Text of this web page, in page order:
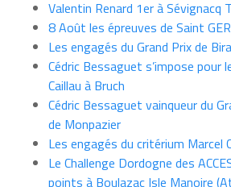
Valentin Renard 1er à Sévignacq
8 Août les épreuves de Saint
Les engagés du Grand Prix de
Cédric Bessaguet s’impose pour
Caillau à Bruch
Cédric Bessaguet vainqueur du
de Monpazier
Les engagés du critérium Marcel
Le Challenge Dordogne des
points à Boulazac Isle Manoire